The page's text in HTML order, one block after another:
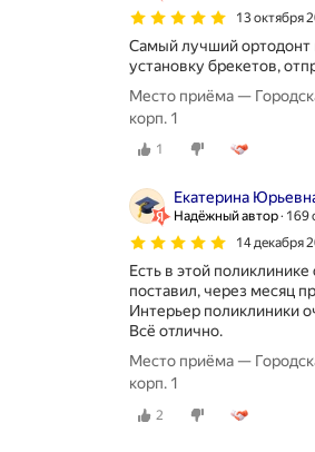
13 октября
Самый лучший ортодонт
установку брекетов,
Место приёма —
корп. 1
1
Екатерина
Надёжный автор 169
14 декабря
Есть в этой
поставил, через месяц
Интерьер поликлиники
Всё отлично.
Место приёма —
корп. 1
2